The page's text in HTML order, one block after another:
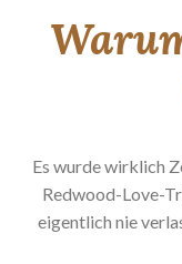
Es wurde wirklich
Redwood-Love-
eigentlich nie